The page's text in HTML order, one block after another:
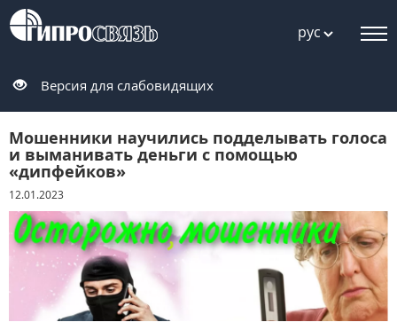
рус
Версия для слабовидящих
Мошенники научились подделывать голоса
и выманивать деньги с помощью
«дипфейков»
12.01.2023